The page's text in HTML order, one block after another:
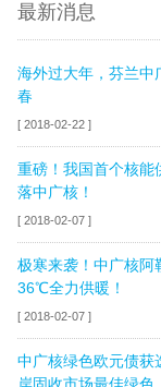
最新消息
海外过大年，芬兰中
春
[ 2018-02-22 ]
重磅！我国首个核能
落中广核！
[ 2018-02-07 ]
极寒来袭！中广核阿
36℃全力供暖！
[ 2018-02-07 ]
中广核绿色欧元债获